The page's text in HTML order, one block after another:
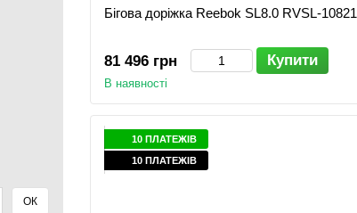
Бігова доріжка Reebok SL8.0 RVSL-10821
81 496 грн Купити
В наявності
10 ПЛАТЕЖІВ
10 ПЛАТЕЖІВ
ОК